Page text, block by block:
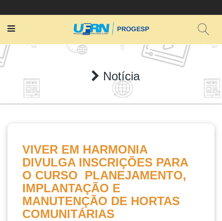
Notícia
VIVER EM HARMONIA
DIVULGA INSCRIÇÕES PARA
O CURSO  PLANEJAMENTO,
IMPLANTAÇÃO E
MANUTENÇÃO DE HORTAS
COMUNITÁRIAS